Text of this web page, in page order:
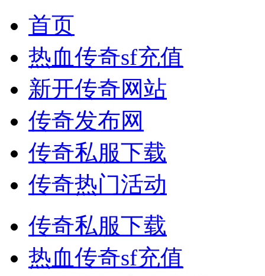
首页
热血传奇sf充值
新开传奇网站
传奇发布网
传奇私服下载
传奇热门活动
传奇私服下载
热血传奇sf充值